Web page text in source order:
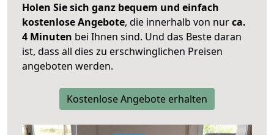
Holen Sie sich ganz bequem und einfach
kostenlose Angebote, die innerhalb von nurca.
4 Minuten bei Ihnen sind. Und das Beste daran
ist, dass all dies zu erschwinglichen Preisen
angeboten werden.
Kostenlose Angebote erhalten